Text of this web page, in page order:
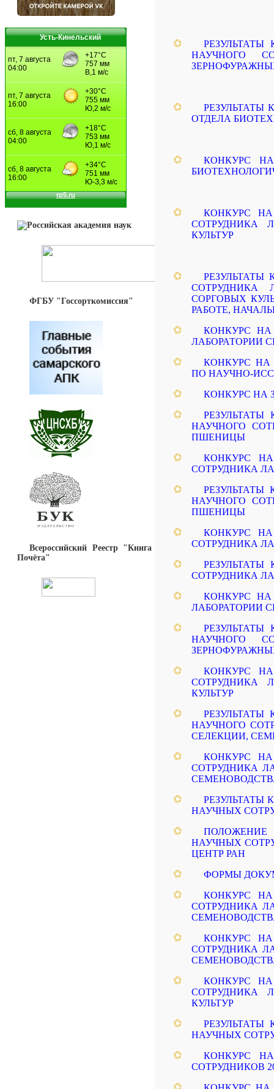
Усть-Кинельский
ФГБУ "Госсорткомиссия"
Всероссийский Реестр "Книга
Почёта"
НАУЧНОГО
ОТДЕЛА
КОНКУРС
КОНКУРС
СОТРУДНИКА
КУЛЬТУР
СОТРУДНИКА
СОРГОВЫХ
РАБОТЕ,
КОНКУРС
ЛАБОРАТОРИИ
КОНКУРС НА
ПО НАУЧНО-
КОНКУРС НА
НАУЧНОГО
ПШЕНИЦЫ
КОНКУРС
СОТРУДНИКА
НАУЧНОГО
ПШЕНИЦЫ
КОНКУРС
СОТРУДНИКА
СОТРУДНИКА
КОНКУРС
ЛАБОРАТОРИИ
НАУЧНОГО
КОНКУРС
СОТРУДНИКА
КУЛЬТУР
НАУЧНОГО
СЕЛЕКЦИИ,
КОНКУРС
СОТРУДНИКА
НАУЧНЫХ
НАУЧНЫХ
ЦЕНТР РАН
ФОРМЫ
КОНКУРС
СОТРУДНИКА
КОНКУРС
СОТРУДНИКА
КОНКУРС
СОТРУДНИКА
КУЛЬТУР
НАУЧНЫХ
КОНКУРС
СОТРУДНИКОВ